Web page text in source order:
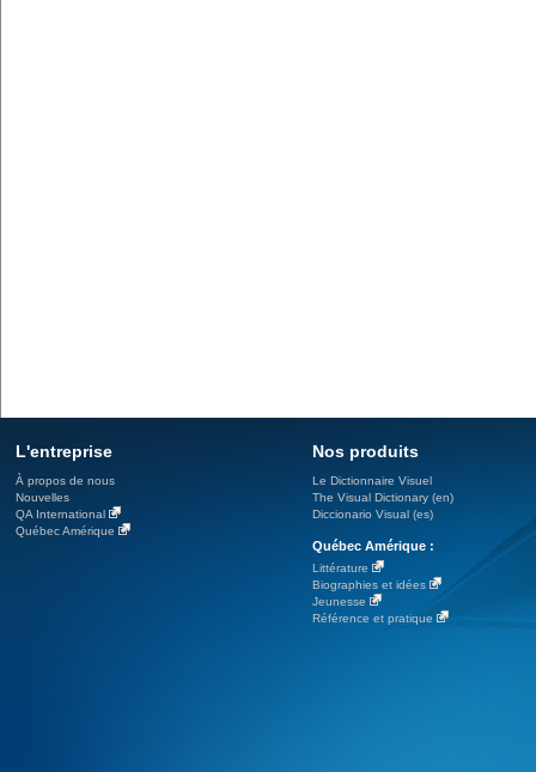
L'entreprise
À propos de nous
Nouvelles
QA International
Québec Amérique
Nos produits
Le Dictionnaire Visuel
The Visual Dictionary (en)
Diccionario Visual (es)
Québec Amérique :
Littérature
Biographies et idées
Jeunesse
Référence et pratique